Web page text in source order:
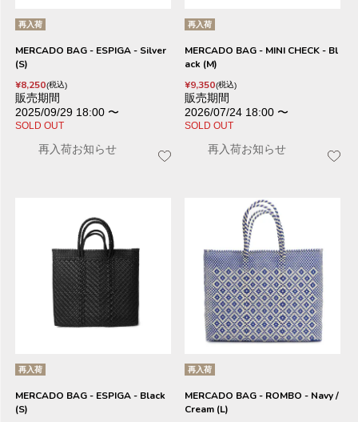
再入荷
MERCADO BAG - ESPIGA - Silver
(S)
¥8,250 税込
販売期間
2025/09/29 18:00 〜
SOLD OUT
再入荷お知らせ
再入荷
MERCADO BAG - MINI CHECK - Bl
ack (M)
¥9,350 税込
販売期間
2026/07/24 18:00 〜
SOLD OUT
再入荷お知らせ
再入荷
MERCADO BAG - ESPIGA - Black
(S)
再入荷
MERCADO BAG - ROMBO - Navy /
Cream (L)